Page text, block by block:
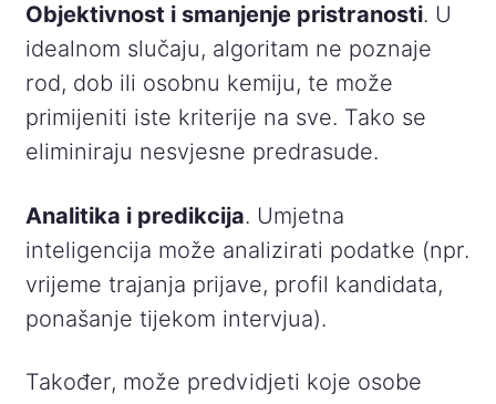
Objektivnost i smanjenje pristranosti. U
idealnom slučaju, algoritam ne poznaje
rod, dob ili osobnu kemiju, te može
primijeniti iste kriterije na sve. Tako se
eliminiraju nesvjesne predrasude.
Analitika i predikcija. Umjetna
inteligencija može analizirati podatke (npr.
vrijeme trajanja prijave, profil kandidata,
ponašanje tijekom intervjua).
Također, može predvidjeti koje osobe